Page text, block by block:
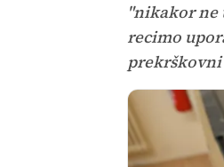
"nikakor ne
recimo